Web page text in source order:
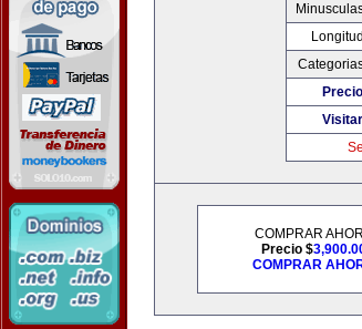
COMPRAR
Precio $
COMPRAR